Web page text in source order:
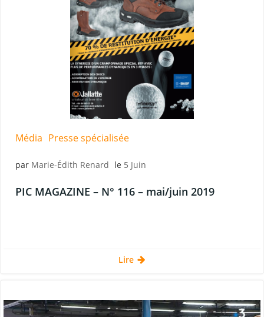
Média Presse spécialisée
par Marie-Édith Renard le 5 Juin
PIC MAGAZINE – N° 116 – mai/juin 2019
Lire